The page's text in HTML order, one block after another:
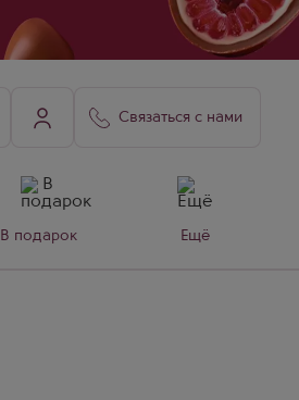
Связаться с нами
В подарок Ещё